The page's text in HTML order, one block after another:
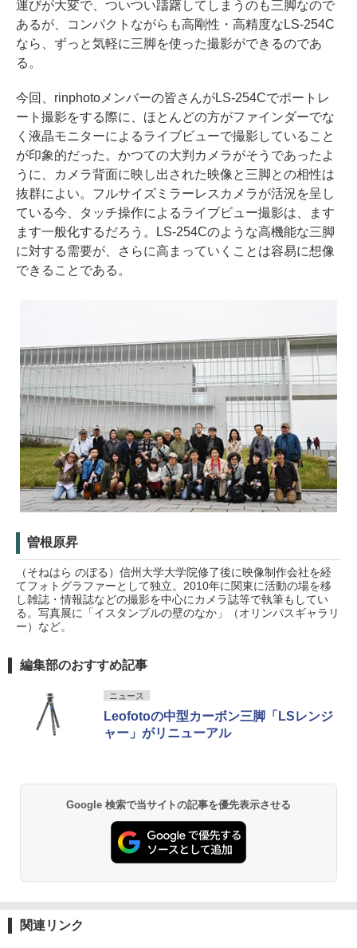
運びが大変で、ついつい躊躇してしまうのも三脚なので
あるが、コンパクトながらも高剛性・高精度なLS-254C
なら、ずっと気軽に三脚を使った撮影ができるのであ
る。
今回、rinphotoメンバーの皆さんがLS-254Cでポートレ
ート撮影をする際に、ほとんどの方がファインダーでな
く液晶モニターによるライブビューで撮影していること
が印象的だった。かつての大判カメラがそうであったよ
うに、カメラ背面に映し出された映像と三脚との相性は
抜群によい。フルサイズミラーレスカメラが活況を呈し
ている今、タッチ操作によるライブビュー撮影は、ます
ます一般化するだろう。LS-254Cのような高機能な三脚
に対する需要が、さらに高まっていくことは容易に想像
できることである。
曽根原昇
（そねはら のぼる）信州大学大学院修了後に映像制作会社を経
てフォトグラファーとして独立。2010年に関東に活動の場を移
し雑誌・情報誌などの撮影を中心にカメラ誌等で執筆もしてい
る。写真展に「イスタンブルの壁のなか」（オリンパスギャラリ
ー）など。
編集部のおすすめ記事
ニュース
Leofotoの中型カーボン三脚「LSレンジ
ャー」がリニューアル
Google 検索で当サイトの記事を優先表示させる
関連リンク